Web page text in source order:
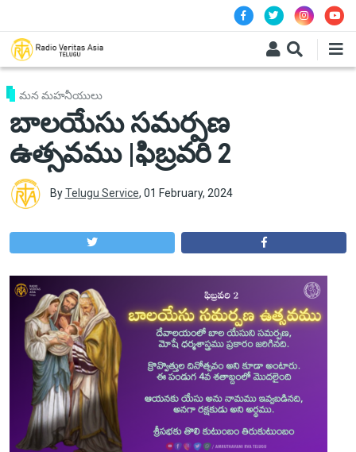
మన మహనీయులు
బాలయేసు సమర్పణ
ఉత్సవము |ఫిబ్రవరి 2
ByTelugu Service, 01 February, 2024